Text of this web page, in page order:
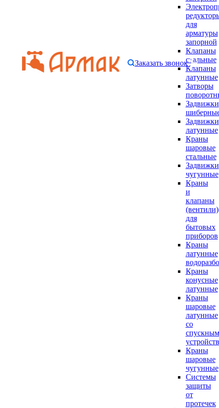
для
арматуры
запорной
Клапаны
стальные
Клапаны
латунные
Затворы
Задвижки
Задвижки
латунные
Краны
шаровые
стальные
Задвижки
чугунные
Краны
и
клапаны
(вентили)
для
бытовых
приборов
Краны
латунные
Краны
конусные
латунные
Краны
шаровые
латунные
со
спускным
Краны
шаровые
чугунные
Системы
защиты
от
протечек
Заказать звонок